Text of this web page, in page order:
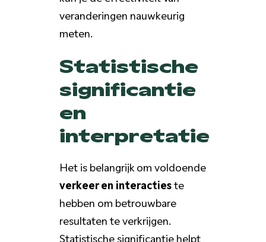
veranderingen nauwkeurig
meten.
Statistische
significantie
en
interpretatie
Het is belangrijk om voldoende
verkeer en interactieste
hebben om betrouwbare
resultaten te verkrijgen.
Statistische significantie helpt